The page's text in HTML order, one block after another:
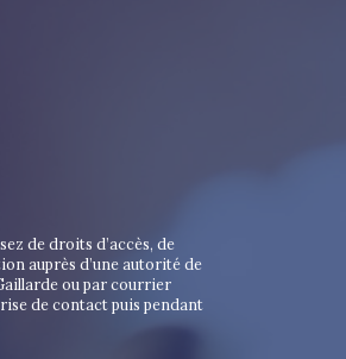
de droits d’accès, de
auprès d’une autorité de
ou par courrier
de contact puis pendant